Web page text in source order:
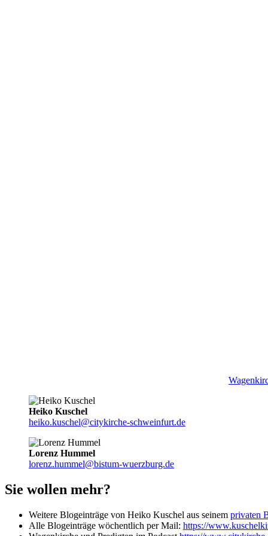
Heiko Kuschel
heiko.kuschel@citykirche-schweinfurt.de
Lorenz Hummel
lorenz.hummel@bistum-wuerzburg.de
Sie wollen mehr?
Weitere Blogeinträge von Heiko Kuschel aus seinem privaten
Alle Blogeinträge wöchentlich per Mail: https://